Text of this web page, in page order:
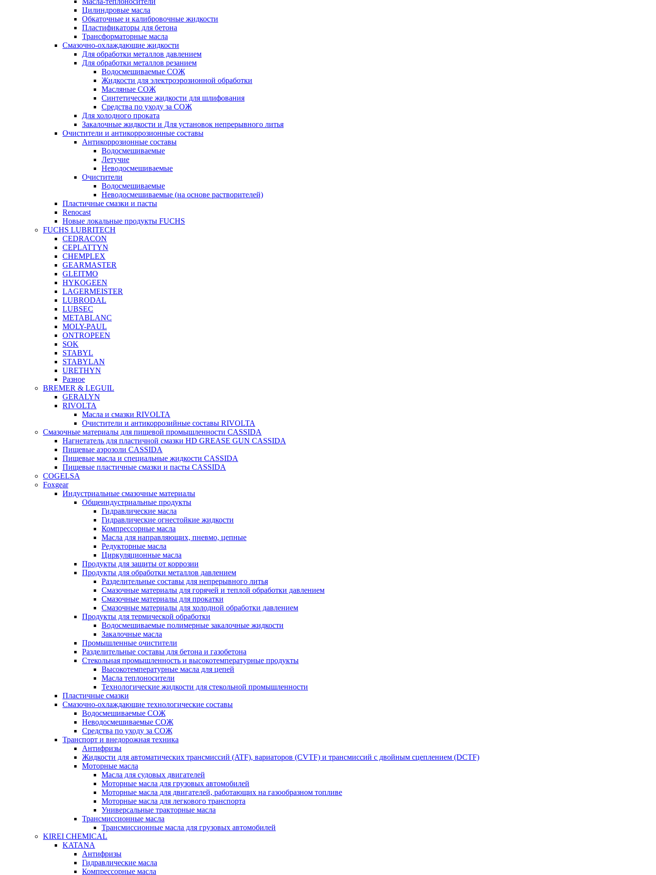
Цилиндровые масла
Обкаточные и калибровочные жидкости
Пластификаторы для бетона
Трансформаторные масла
Смазочно-охлаждающие жидкости
Для обработки металлов давлением
Для обработки металлов резанием
Водосмешиваемые СОЖ
Жидкости для электроэрозионной обработки
Масляные СОЖ
Синтетические жидкости для шлифования
Средства по уходу за СОЖ
Для холодного проката
Закалочные жидкости и Для установок непрерывного литья
Очистители и антикоррозионные составы
Антикоррозионные составы
Водосмешиваемые
Летучие
Неводосмешиваемые
Очистители
Водосмешиваемые
Неводосмешиваемые (на основе растворителей)
Пластичные смазки и пасты
Renocast
Новые локальные продукты FUCHS
FUCHS LUBRITECH
CEDRACON
CEPLATTYN
CHEMPLEX
GEARMASTER
GLEITMO
HYKOGEEN
LAGERMEISTER
LUBRODAL
LUBSEC
METABLANC
MOLY-PAUL
ONTROPEEN
SOK
STABYL
STABYLAN
URETHYN
Разное
BREMER & LEGUIL
GERALYN
RIVOLTA
Масла и смазки RIVOLTA
Очистители и антикоррозийные составы RIVOLTA
Смазочные материалы для пищевой промышленности CASSIDA
Нагнетатель для пластичной смазки HD GREASE GUN CASSIDA
Пищевые аэрозоли CASSIDA
Пищевые масла и специальные жидкости CASSIDA
Пищевые пластичные смазки и пасты CASSIDA
COGELSA
Foxgear
Индустриальные смазочные материалы
Общеиндустриальные продукты
Гидравлические масла
Гидравлические огнестойкие жидкости
Компрессорные масла
Масла для направляющих, пневмо, цепные
Редукторные масла
Циркуляционные масла
Продукты для защиты от коррозии
Продукты для обработки металлов давлением
Разделительные составы для непрерывного литья
Смазочные материалы для горячей и теплой обработки давлением
Смазочные материалы для прокатки
Смазочные материалы для холодной обработки давлением
Продукты для термической обработки
Водосмешиваемые полимерные закалочные жидкости
Закалочные масла
Промышленные очистители
Разделительные составы для бетона и газобетона
Стекольная промышленность и высокотемпературные продукты
Высокотемпературные масла для цепей
Масла теплоносители
Технологические жидкости для стекольной промышленности
Пластичные смазки
Смазочно-охлаждающие технологические составы
Водосмешиваемые СОЖ
Неводосмешиваемые СОЖ
Средства по уходу за СОЖ
Транспорт и внедорожная техника
Антифризы
Жидкости для автоматических трансмиссий (ATF), вариаторов (CVTF) и трансмиссий с двойным сцеплением (DCTF)
Моторные масла
Масла для судовых двигателей
Моторные масла для грузовых автомобилей
Моторные масла для двигателей, работающих на газообразном топливе
Моторные масла для легкового транспорта
Универсальные тракторные масла
Трансмиссионные масла
Трансмиссионные масла для грузовых автомобилей
KIREI CHEMICAL
KATANA
Антифризы
Гидравлические масла
Компрессорные масла